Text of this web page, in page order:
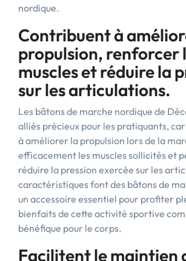
nordique.
Contribuent à
propulsion, renforcer
muscles et réduire la
sur les articulations.
Les bâtons de marche nordique de
alliés précieux pour les pratiquants,
à améliorer la propulsion lors de la
efficacement les muscles sollicités et
réduire la pression exercée sur les
caractéristiques font des bâtons de
un accessoire essentiel pour profiter
bienfaits de cette activité sportive
bénéfique pour le corps.
Facilitent le maintien